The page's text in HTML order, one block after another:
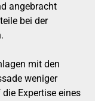
angebracht
bei der
mit den
weniger
Expertise eines